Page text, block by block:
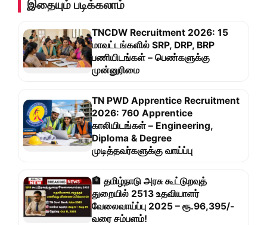
இதையும் படிக்கலாம்
TNCDW Recruitment 2026: 15
மாவட்டங்களில் SRP, DRP, BRP
பணியிடங்கள் – பெண்களுக்கு
முன்னுரிமை
TN PWD Apprentice Recruitment
2026: 760 Apprentice
காலியிடங்கள் – Engineering,
Diploma & Degree
முடித்தவர்களுக்கு வாய்ப்பு
🏦 தமிழ்நாடு அரசு கூட்டுறவுத்
துறையில் 2513 உதவியாளர்
வேலைவாய்ப்பு 2025 – ரூ.96,395/-
வரை சம்பளம்!